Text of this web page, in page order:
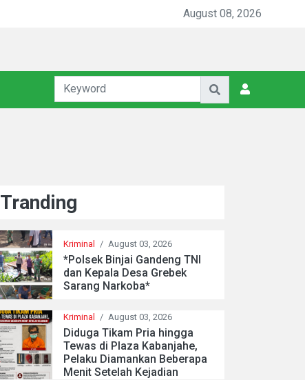
August 08, 2026
Tranding
Kriminal / August 03, 2026
*Polsek Binjai Gandeng TNI
dan Kepala Desa Grebek
Sarang Narkoba*
Kriminal / August 03, 2026
Diduga Tikam Pria hingga
Tewas di Plaza Kabanjahe,
Pelaku Diamankan Beberapa
Menit Setelah Kejadian